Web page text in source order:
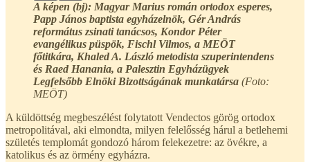
A képen (bj): Magyar Marius román ortodox esperes,
Papp János baptista egyházelnök, Gér András
református zsinati tanácsos, Kondor Péter
evangélikus püspök, Fischl Vilmos, a MEÖT
főtitkára, Khaled A. László metodista szuperintendens
és Raed Hanania, a Palesztin Egyházügyek
Legfelsőbb Elnöki Bizottságának munkatársa (Foto:
MEÖT)
A küldöttség megbeszélést folytatott Vendectos görög ortodox
metropolitával, aki elmondta, milyen felelősség hárul a betlehemi
születés templomát gondozó három felekezetre: az övékre, a
katolikus és az örmény egyházra.